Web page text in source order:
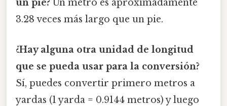
un pie? Un metro es aproximadamente
3.28 veces más largo que un pie.
¿Hay alguna otra unidad de longitud
que se pueda usar para la conversión?
Sí, puedes convertir primero metros a
yardas (1 yarda = 0.9144 metros) y luego